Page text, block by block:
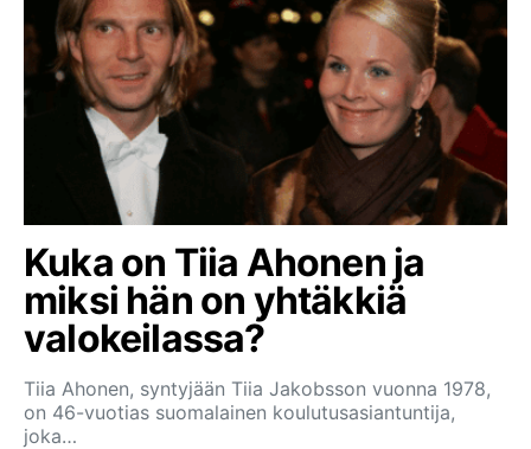
Kuka on Tiia Ahonen ja
miksi hän on yhtäkkiä
valokeilassa?
Tiia Ahonen, syntyjään Tiia Jakobsson vuonna 1978,
on 46-vuotias suomalainen koulutusasiantuntija,
joka…